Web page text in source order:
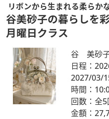
リボンから生まれる柔らか
谷美砂子の暮らしを
月曜日クラス
谷 美砂
日程：
2027/03/
時間：
回数：全5
金額：